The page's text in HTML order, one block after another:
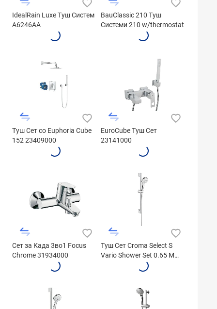
IdealRain Luxe Туш Систем
A6246AA
BauClassic 210 Туш
Системи 210 w/thermostat
Туш Сет со Euphoria Cube
152 23409000
EuroCube Туш Сет
23141000
Сет за Када 3во1 Focus
Chrome 31934000
Туш Сет Croma Select S
Vario Shower Set 0.65 M